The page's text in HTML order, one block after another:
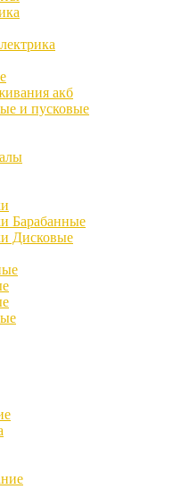
акб
и пусковые
Барабанные
Дисковые